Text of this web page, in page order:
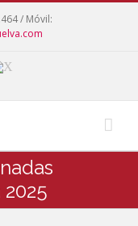
/ Móvil: